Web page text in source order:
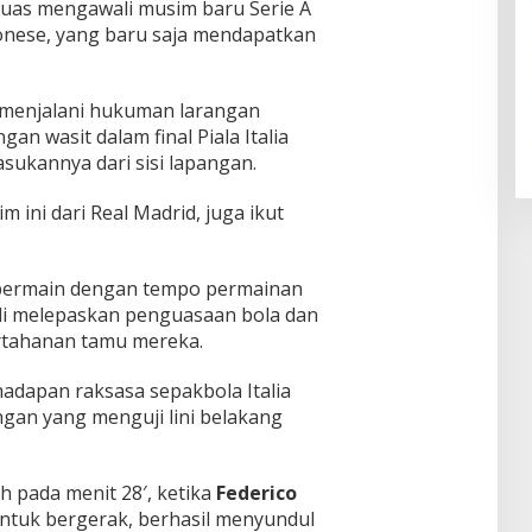
mengawali musim baru Serie A
yang baru saja mendapatkan
hukuman larangan
wasit dalam final Piala Italia
dari sisi lapangan.
ini dari Real Madrid, juga ikut
dengan tempo permainan
penguasaan bola dan
tamu mereka.
raksasa sepakbola Italia
yang menguji lini belakang
pada menit 28′, ketika Federico
bergerak, berhasil menyundul
Di Daerah, Nasional
09:13 WIB